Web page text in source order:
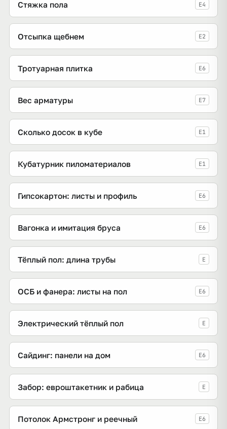
Стяжка пола E4
Отсыпка щебнем E2
Тротуарная плитка E6
Вес арматуры E7
Сколько досок в кубе E1
Кубатурник пиломатериалов E1
Гипсокартон: листы и профиль E6
Вагонка и имитация бруса E6
Тёплый пол: длина трубы E
ОСБ и фанера: листы на пол E6
Электрический тёплый пол E
Сайдинг: панели на дом E6
Забор: евроштакетник и рабица E
Потолок Армстронг и реечный E6